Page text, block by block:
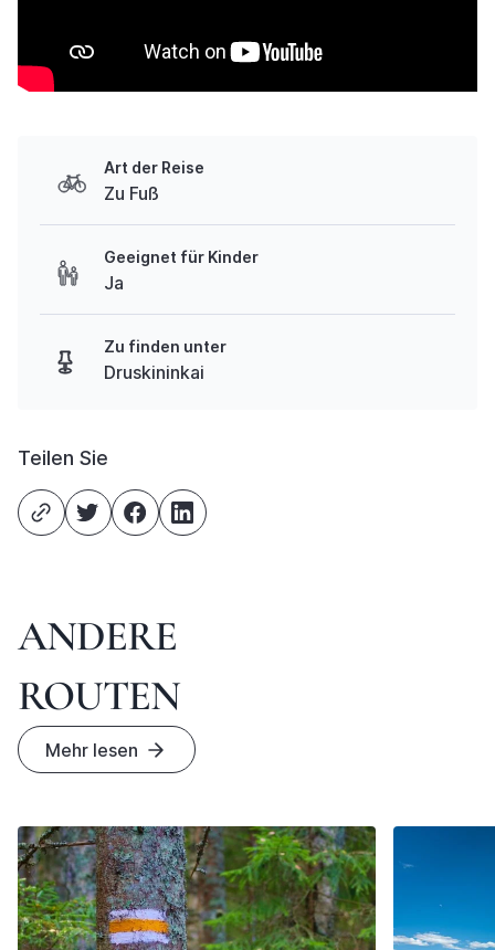
Art der Reise
Zu Fuß
Geeignet für Kinder
Ja
Zu finden unter
Druskininkai
Teilen Sie
ANDERE
ROUTEN
Mehr lesen